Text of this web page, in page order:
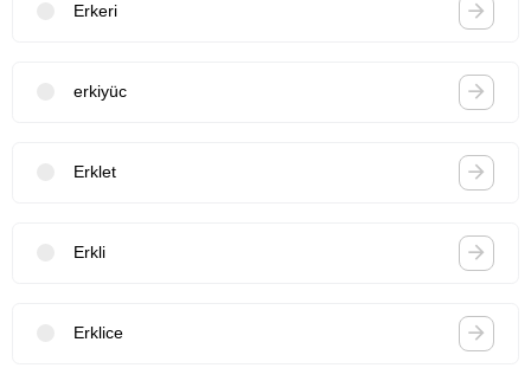
Erkeri
erkiyüc
Erklet
Erkli
Erklice